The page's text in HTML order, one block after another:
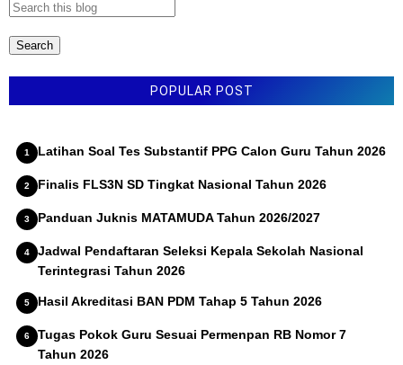
PENGERTIAN DAN JENIS STRATEGI PEMBELAJARAN
FUNGSI MANAJEMEN PENDIDIKAN
TINGKAT BERPIKIR KREATIF SISWA
POPULAR POST
Latihan Soal Tes Substantif PPG Calon Guru Tahun 2026
Finalis FLS3N SD Tingkat Nasional Tahun 2026
Panduan Juknis MATAMUDA Tahun 2026/2027
Jadwal Pendaftaran Seleksi Kepala Sekolah Nasional
Terintegrasi Tahun 2026
Hasil Akreditasi BAN PDM Tahap 5 Tahun 2026
Tugas Pokok Guru Sesuai Permenpan RB Nomor 7
Tahun 2026